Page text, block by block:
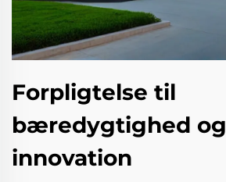
Forpligtelse til
bæredygtighed og
innovation